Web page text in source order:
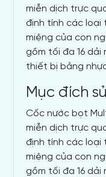
miễn dịch trực
định tính các loại
miệng của con
gồm tối đa 16
thiết bị bằng
Mục đích
Cốc nước bọt
miễn dịch trực
định tính các loại
miệng của con
gồm tối đa 16